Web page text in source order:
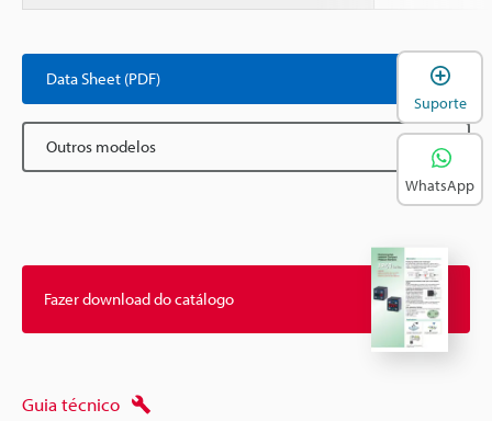
Data Sheet (PDF)
Outros modelos
Fazer download do catálogo
Guia técnico
Suporte
WhatsApp